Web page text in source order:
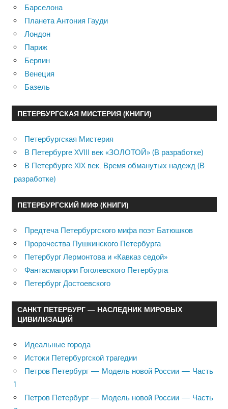
Барселона
Планета Антония Гауди
Лондон
Париж
Берлин
Венеция
Базель
ПЕТЕРБУРГСКАЯ МИСТЕРИЯ (КНИГИ)
Петербургская Мистерия
В Петербурге XVIII век «ЗОЛОТОЙ» (В разработке)
В Петербурге XIX век. Время обманутых надежд (В
разработке)
ПЕТЕРБУРГСКИЙ МИФ (КНИГИ)
Предтеча Петербургского мифа поэт Батюшков
Пророчества Пушкинского Петербурга
Петербург Лермонтова и «Кавказ седой»
Фантасмагории Гоголевского Петербурга
Петербург Достоевского
САНКТ ПЕТЕРБУРГ — НАСЛЕДНИК МИРОВЫХ
ЦИВИЛИЗАЦИЙ
Идеальные города
Истоки Петербургской трагедии
Петров Петербург — Модель новой России — Часть
1
Петров Петербург — Модель новой России — Часть